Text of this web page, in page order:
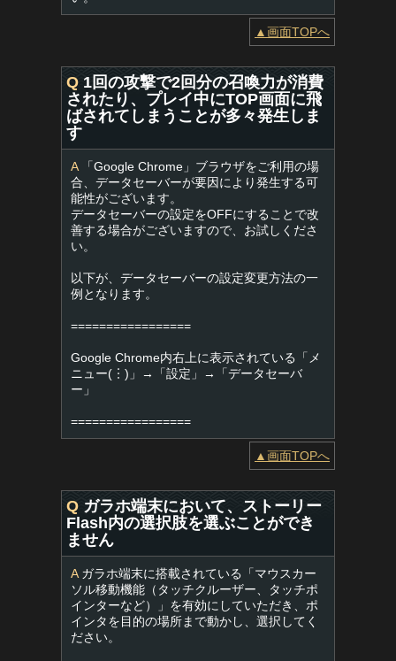
▲画面TOPへ
Q 1回の攻撃で2回分の召喚力が消費
されたり、プレイ中にTOP画面に飛
ばされてしまうことが多々発生しま
す
A「Google Chrome」ブラウザをご利用の場
合、データセーバーが要因により発生する可
能性がございます。
データセーバーの設定をOFFにすることで改
善する場合がございますので、お試しくださ
い。
以下が、データセーバーの設定変更方法の一
例となります。
=================
Google Chrome内右上に表示されている「メ
ニュー(︙)」→「設定」→「データセーバ
ー」
=================
▲画面TOPへ
Q ガラホ端末において、ストーリー
Flash内の選択肢を選ぶことができ
ません
Aガラホ端末に搭載されている「マウスカー
ソル移動機能（タッチクルーザー、タッチポ
インターなど）」を有効にしていただき、ポ
インタを目的の場所まで動かし、選択してく
ださい。